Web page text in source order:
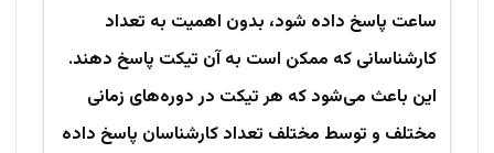
ساعت پاسخ داده شود، بدون اهمیت به تعداد
کارشناسانی که ممکن است به آن تیکت پاسخ دهند.
این باعث می‌شود که هر تیکت در دوره‌های زمانی
مختلف و توسط مختلف تعداد کارشناسان پاسخ داده